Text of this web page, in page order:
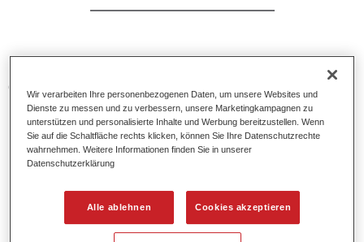
optimale Verarbeitung von bestimmten Permasolid HS
Füllern und HS Klarlacken sowie von Permacron MS
Klarlacken.
Produktmerkmale
Eignet sich für Punktausbesserungen und
Wir verarbeiten Ihre personenbezogenen Daten, um unsere Websites und
Dienste zu messen und zu verbessern, unsere Marketingkampagnen zu
unterstützen und personalisierte Inhalte und Werbung bereitzustellen. Wenn
Sie auf die Schaltfläche rechts klicken, können Sie Ihre Datenschutzrechte
wahrnehmen. Weitere Informationen finden Sie in unserer
Datenschutzerklärung
Alle ablehnen Cookies akzeptieren